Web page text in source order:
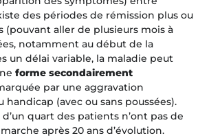
des périodes de rémission plus ou
(pouvant aller de plusieurs mois à
notamment au début de la
un délai variable, la maladie peut
forme secondairement
par une aggravation
handicap (avec ou sans poussées).
quart des patients n’ont pas de
après 20 ans d’évolution.